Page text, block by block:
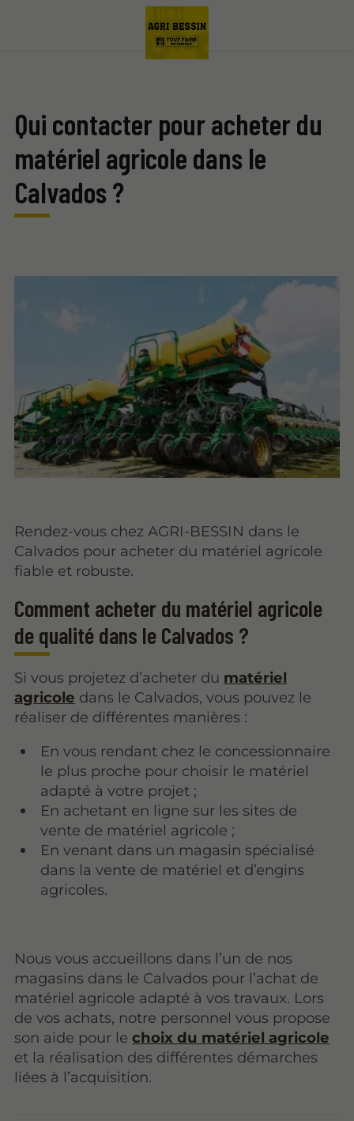
Qui contacter pour acheter du
matériel agricole dans le
Calvados ?
Rendez-vous chez AGRI-BESSIN dans le
Calvados pour acheter du matériel agricole
fiable et robuste.
Comment acheter du matériel agricole
de qualité dans le Calvados ?
Si vous projetez d’acheter du matériel
agricole dans le Calvados, vous pouvez le
réaliser de différentes manières :
En vous rendant chez le concessionnaire
le plus proche pour choisir le matériel
adapté à votre projet ;
En achetant en ligne sur les sites de
vente de matériel agricole ;
En venant dans un magasin spécialisé
dans la vente de matériel et d’engins
agricoles.
Nous vous accueillons dans l’un de nos
magasins dans le Calvados pour l’achat de
matériel agricole adapté à vos travaux. Lors
de vos achats, notre personnel vous propose
son aide pour lechoix du matériel agricole
et la réalisation des différentes démarches
liées à l’acquisition.